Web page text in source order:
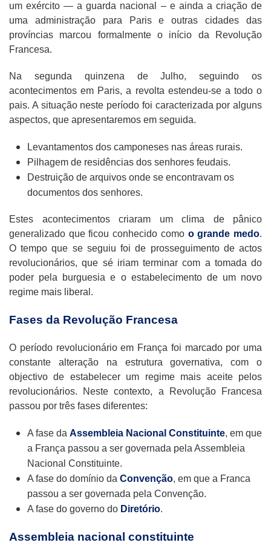
um exército — a guarda nacional – e ainda a criação de
uma administração para Paris e outras cidades das
províncias marcou formalmente o início da Revolução
Francesa.
Na segunda quinzena de Julho, seguindo os
acontecimentos em Paris, a revolta estendeu-se a todo o
pais. A situação neste período foi caracterizada por alguns
aspectos, que apresentaremos em seguida.
Levantamentos dos camponeses nas áreas rurais.
Pilhagem de residências dos senhores feudais.
Destruição de arquivos onde se encontravam os
documentos dos senhores.
Estes acontecimentos criaram um clima de pânico
generalizado que ficou conhecido como o grande medo.
O tempo que se seguiu foi de prosseguimento de actos
revolucionários, que sé iriam terminar com a tomada do
poder pela burguesia e o estabelecimento de um novo
regime mais liberal.
Fases da Revolução Francesa
O período revolucionário em França foi marcado por uma
constante alteração na estrutura governativa, com o
objectivo de estabelecer um regime mais aceite pelos
revolucionários. Neste contexto, a Revolução Francesa
passou por três fases diferentes:
A fase da Assembleia Nacional Constituinte, em que
a França passou a ser governada pela Assembleia
Nacional Constituinte.
A fase do domínio da Convenção, em que a Franca
passou a ser governada pela Convenção.
A fase do governo do Diretório.
Assembleia nacional constituinte